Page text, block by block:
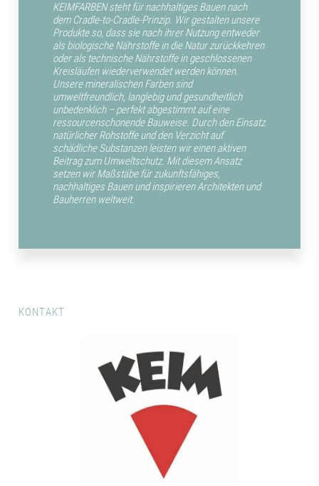
KEIMFARBEN steht für nachhaltiges Bauen nach
dem Cradle-to-Cradle-Prinzip. Wir gestalten unsere
Produkte so, dass sie nach ihrer Nutzung entweder
als biologische Nährstoffe in die Natur zurückkehren
oder als technische Nährstoffe in geschlossenen
Kreisläufen wiederverwendet werden können.
Unsere mineralischen Farben sind
umweltfreundlich, langlebig und gesundheitlich
unbedenklich – perfekt abgestimmt auf eine
ressourcenschonende Bauweise. Durch den Einsatz
natürlicher Rohstoffe und den Verzicht auf
schädliche Substanzen leisten wir einen aktiven
Beitrag zum Umweltschutz. Mit diesem Ansatz
setzen wir Maßstäbe für zukunftsfähiges,
nachhaltiges Bauen und inspirieren Architekten und
Bauherren weltweit.
KONTAKT